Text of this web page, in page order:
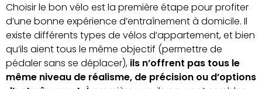
Choisir le bon vélo est la première étape pour profiter
d’une bonne expérience d’entraînement à domicile. Il
existe différents types de vélos d’appartement, et bien
qu’ils aient tous le même objectif (permettre de
pédaler sans se déplacer), ils n’offrent pas tous le
même niveau de réalisme, de précision ou d’options